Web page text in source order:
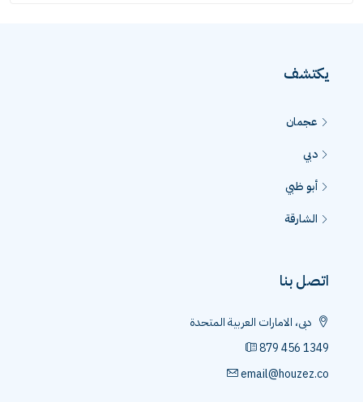
يكتشف
عجمان
دبي
أبو ظبي
الشارقة
اتصل بنا
دبى، الامارات العربية المتحدة
879 456 1349
email@houzez.co